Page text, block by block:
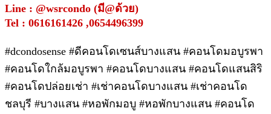
Line : @wsrcondo (มี@ด้วย)
Tel : 0616161426 ,0654496399
#dcondosense #ดีคอนโดเซนส์บางแสน #คอนโดมอบูรพา
#คอนโดใกล้มอบูรพา #คอนโดบางแสน #คอนโดแสนสิริ
#คอนโดปล่อยเช่า #เช่าคอนโดบางแสน #เช่าคอนโด
ชลบุรี #บางแสน #หอพักมอบู #หอพักบางแสน #คอนโด